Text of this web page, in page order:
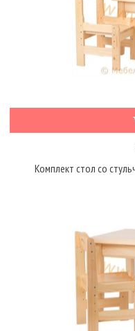
Комплект стол со